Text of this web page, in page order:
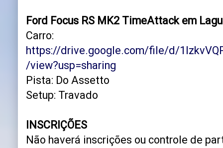
Ford Focus RS MK2 TimeAttack em
Carro:
https://drive.google.com/file/d/
/view?usp=sharing
Pista: Do Assetto
Setup: Travado
INSCRIÇÕES
Não haverá inscrições ou controle de